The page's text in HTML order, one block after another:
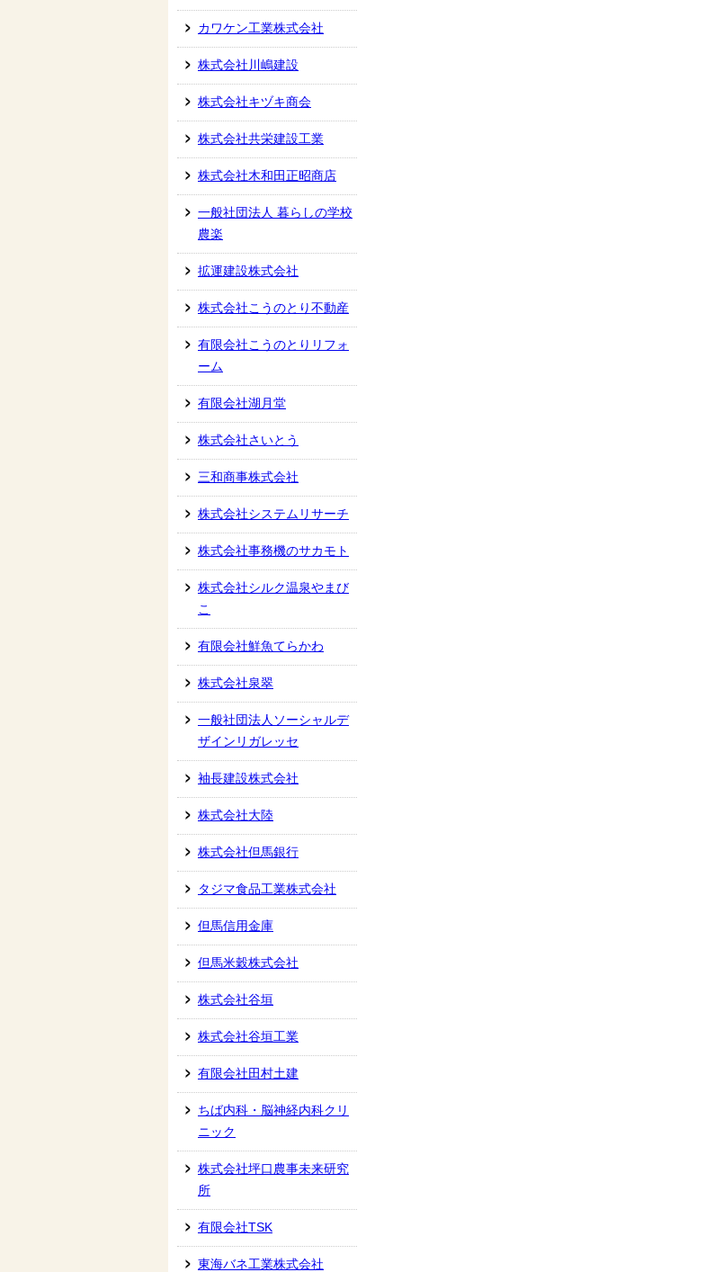
カワケン工業株式会社
株式会社川嶋建設
株式会社キヅキ商会
株式会社共栄建設工業
株式会社木和田正昭商店
一般社団法人 暮らしの学校
農楽
拡運建設株式会社
株式会社こうのとり不動産
有限会社こうのとりリフォ
ーム
有限会社湖月堂
株式会社さいとう
三和商事株式会社
株式会社システムリサーチ
株式会社事務機のサカモト
株式会社シルク温泉やまび
こ
有限会社鮮魚てらかわ
株式会社泉翠
一般社団法人ソーシャルデ
ザインリガレッセ
袖長建設株式会社
株式会社大陸
株式会社但馬銀行
タジマ食品工業株式会社
但馬信用金庫
但馬米穀株式会社
株式会社谷垣
株式会社谷垣工業
有限会社田村土建
ちば内科・脳神経内科クリ
ニック
株式会社坪口農事未来研究
所
有限会社TSK
東海バネ工業株式会社